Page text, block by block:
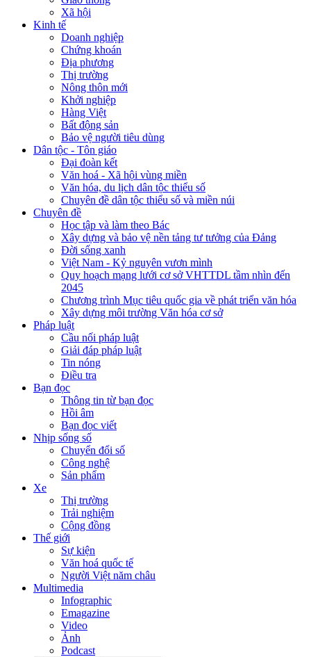
Xã hội
Kinh tế
Doanh nghiệp
Chứng khoán
Địa phương
Thị trường
Nông thôn mới
Khởi nghiệp
Hàng Việt
Bất động sản
Bảo vệ người tiêu dùng
Dân tộc - Tôn giáo
Đại đoàn kết
Văn hoá - Xã hội vùng miền
Văn hóa, du lịch dân tộc thiểu số
Chuyên đề dân tộc thiểu số và miền núi
Chuyên đề
Học tập và làm theo Bác
Xây dựng và bảo vệ nền tảng tư tưởng của Đảng
Đời sống xanh
Việt Nam - Kỷ nguyên vươn mình
Quy hoạch mạng lưới cơ sở VHTTDL tầm nhìn đến
2045
Chương trình Mục tiêu quốc gia về phát triển văn hóa
Xây dựng môi trường Văn hóa cơ sở
Pháp luật
Cầu nối pháp luật
Giải đáp pháp luật
Tin nóng
Điều tra
Bạn đọc
Thông tin từ bạn đọc
Hồi âm
Bạn đọc viết
Nhịp sống số
Chuyển đổi số
Công nghệ
Sản phẩm
Xe
Thị trường
Trải nghiệm
Cộng đồng
Thế giới
Sự kiện
Văn hoá quốc tế
Người Việt năm châu
Multimedia
Infographic
Emagazine
Video
Ảnh
Podcast